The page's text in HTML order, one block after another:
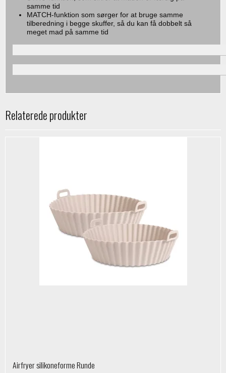
samme tid
MATCH-funktion som sørger for at bruge samme
tilberedning i begge skuffer, så du kan få dobbelt så
meget mad på samme tid
Relaterede produkter
Airfryer silikoneforme Runde